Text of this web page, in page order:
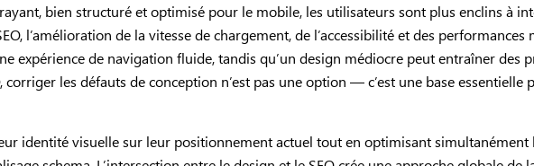
bien structuré et optimisé pour le mobile, les utilisateurs sont plus enclins à
l’amélioration de la vitesse de chargement, de l’accessibilité et des
expérience de navigation fluide, tandis qu’un design médiocre peut entraîner des
les défauts de conception n’est pas une option — c’est une base
identité visuelle sur leur positionnement actuel tout en optimisant simultanément